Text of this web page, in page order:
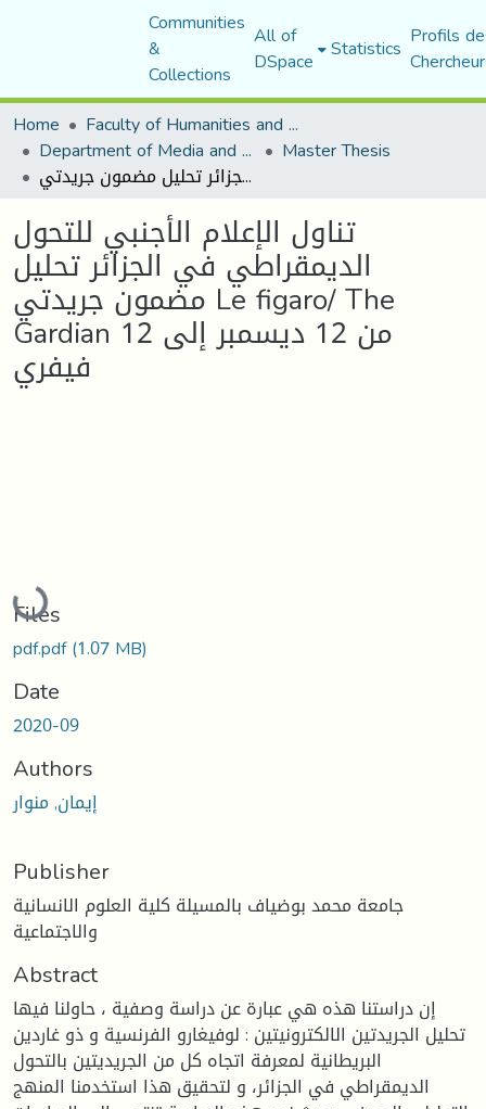
Communities
&
Collections
All of
DSpace Statistics Profils
Home
Faculty of Humanities and Social Sciences
Department of Media and Communication Studies Master Thesis
تناول الإعلام الأجنبي للتحول الديمقراطي في الجزائر تحليل مضمون جريدتي Le figaro/ The Gardian من 12 ديسمبر إلى 12 فيفري
تناول الإعلام الأجنبي للتحول
الديمقراطي في الجزائر تحليل
مضمون جريدتي Le figaro/ The
Gardian من 12 ديسمبر إلى 12
فيفري
Loading...
Files
pdf.pdf(1.07 MB)
Date
2020-09
Authors
إيمان, منوار
Publisher
جامعة محمد بوضياف بالمسيلة كلية العلوم الانسانية
والاجتماعية
Abstract
إن دراستنا هذه هي عبارة عن دراسة وصفية ، حاولنا فيها
تحليل الجريدتين الالكترونيتين : لوفيغارو الفرنسية و ذو غاردين
البريطانية لمعرفة اتجاه كل من الجريديتين بالتحول
الديمقراطي في الجزائر، و لتحقيق هذا استخدمنا المنهج